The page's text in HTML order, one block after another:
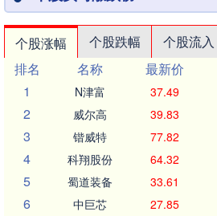
个股涨幅 个股跌幅 个股流入
排名
名称 最新价
1
N津富 37.49
2 威尔高 39.83
3 锴威特 77.82
4 科翔股份 64.32
5 蜀道装备 33.61
6 中巨芯 27.85